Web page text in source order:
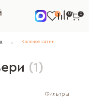
0 0 0
Каленое сатин
(1)
Фильтры